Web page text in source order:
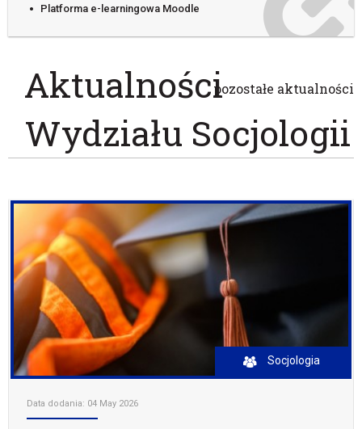
Platforma e-learningowa Moodle
Aktualności
Wydziału Socjologii
pozostałe aktualności
Socjologia
Data dodania: 04 May 2026